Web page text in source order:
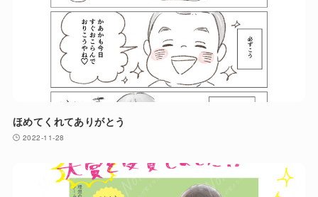
ほめてくれてありがとう
2022-11-28